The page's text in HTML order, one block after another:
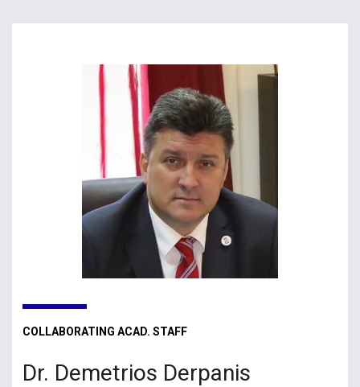
COLLABORATING ACAD. STAFF
Dr. Demetrios Derpanis